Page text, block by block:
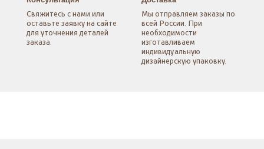
Свяжитесь с нами или
оставьте заявкуна сайте
для уточнениядеталей
заказа.
Мы отправляем заказы по
всей России. При
необходимости
изготавливаем
индивидуальную
дизайнерскую упаковку.